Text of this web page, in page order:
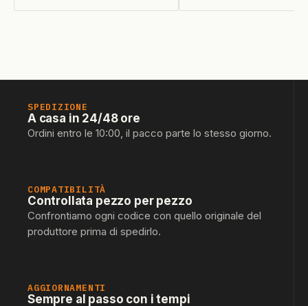
SPEDIZIONE
A casa in 24/48 ore
Ordini entro le 10:00, il pacco parte lo stesso giorno.
COMPATIBILITÀ
Controllata pezzo per pezzo
Confrontiamo ogni codice con quello originale del
produttore prima di spedirlo.
AGGIORNAMENTI
Sempre al passo con i tempi